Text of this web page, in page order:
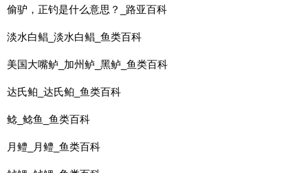
偷驴，正钓是什么意思？_路亚百科
淡水白鲳_淡水白鲳_鱼类百科
美国大嘴鲈_加州鲈_黑鲈_鱼类百科
达氏鲌_达氏鲌_鱼类百科
鲶_鲶鱼_鱼类百科
月鳢_月鳢_鱼类百科